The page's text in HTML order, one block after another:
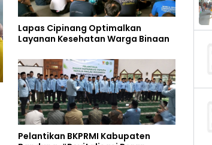
Lapas Cipinang Optimalkan
Layanan Kesehatan Warga Binaan
Pelantikan BKPRMI Kabupaten